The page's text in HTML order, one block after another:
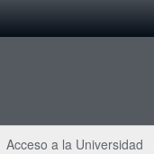
Acceso a la Universidad